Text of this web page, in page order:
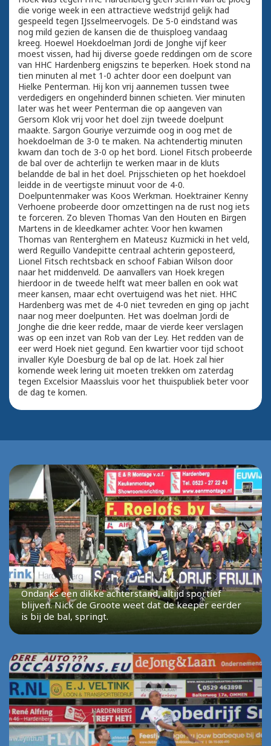
die vorige week in een attractieve wedstrijd gelijk had
gespeeld tegen IJsselmeervogels. De 5-0 eindstand was
nog mild gezien de kansen die de thuisploeg vandaag
kreeg. Hoewel Hoekdoelman Jordi de Jonghe vijf keer
moest vissen, had hij diverse goede reddingen om de score
van HHC Hardenberg enigszins te beperken. Hoek stond na
tien minuten al met 1-0 achter door een doelpunt van
Hielke Penterman. Hij kon vrij aannemen tussen twee
verdedigers en ongehinderd binnen schieten. Vier minuten
later was het weer Penterman die op aangeven van
Gersom Klok vrij voor het doel zijn tweede doelpunt
maakte. Sargon Gouriye verzuimde oog in oog met de
hoekdoelman de 3-0 te maken. Na achtendertig minuten
kwam dan toch de 3-0 op het bord. Lionel Fitsch probeerde
de bal over de achterlijn te werken maar in de kluts
belandde de bal in het doel. Prijsschieten op het hoekdoel
leidde in de veertigste minuut voor de 4-0.
Doelpuntenmaker was Koos Werkman. Hoektrainer Kenny
Verhoene probeerde door omzettingen na de rust nog iets
te forceren. Zo bleven Thomas Van den Houten en Birgen
Martens in de kleedkamer achter. Voor hen kwamen
Thomas van Renterghem en Mateusz Kuzmicki in het veld,
werd Reguillo Vandepitte centraal achterin geposteerd,
Lionel Fitsch rechtsback en schoof Fabian Wilson door
naar het middenveld. De aanvallers van Hoek kregen
hierdoor in de tweede helft wat meer ballen en ook wat
meer kansen, maar echt overtuigend was het niet. HHC
Hardenberg was met de 4-0 niet tevreden en ging op jacht
naar nog meer doelpunten. Het was doelman Jordi de
Jonghe die drie keer redde, maar de vierde keer verslagen
was op een inzet van Rob van der Ley. Het redden van de
eer werd Hoek niet gegund. Een kwartier voor tijd schoot
invaller Kyle Doesburg de bal op de lat. Hoek zal hier
komende week lering uit moeten trekken om zaterdag
tegen Excelsior Maassluis voor het thuispubliek beter voor
de dag te komen.
Ondanks een dikke achterstand, altijd sportief
blijven. Nick de Groote weet dat de keeper eerder
is bij de bal, springt.